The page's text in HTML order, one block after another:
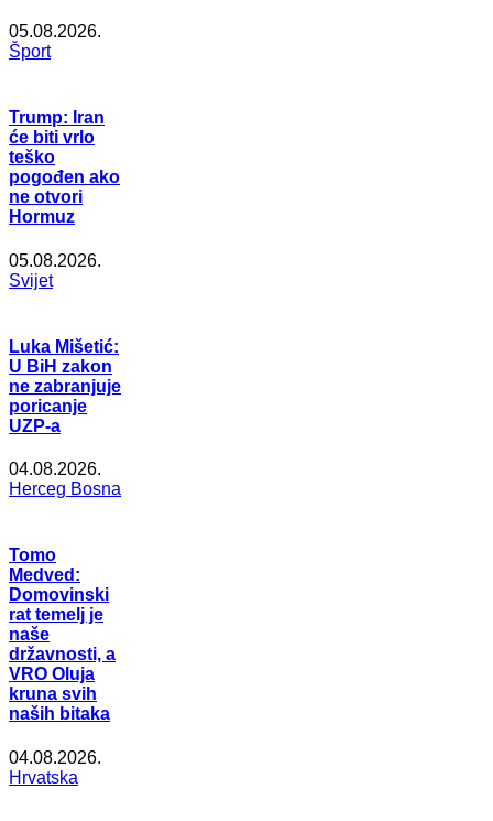
05.08.2026.
Šport
Trump: Iran
će biti vrlo
teško
pogođen ako
ne otvori
Hormuz
05.08.2026.
Svijet
Luka Mišetić:
U BiH zakon
ne zabranjuje
poricanje
UZP-a
04.08.2026.
Herceg Bosna
Tomo
Medved:
Domovinski
rat temelj je
naše
državnosti, a
VRO Oluja
kruna svih
naših bitaka
04.08.2026.
Hrvatska